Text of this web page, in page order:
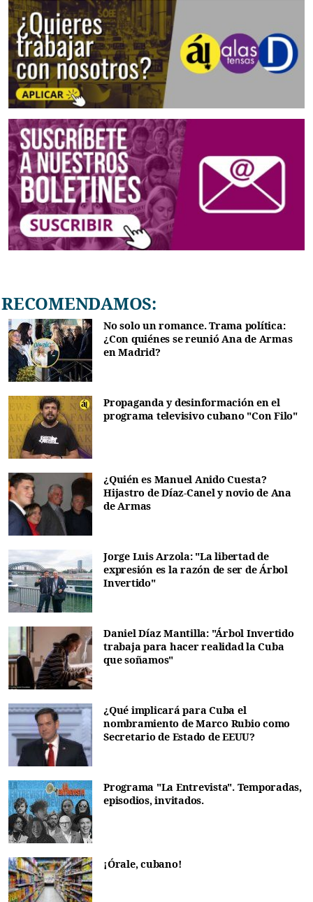
RECOMENDAMOS:
No solo un romance. Trama política:
¿Con quiénes se reunió Ana de Armas
en Madrid?
Propaganda y desinformación en el
programa televisivo cubano "Con Filo"
¿Quién es Manuel Anido Cuesta?
Hijastro de Díaz-Canel y novio de Ana
de Armas
Jorge Luis Arzola: "La libertad de
expresión es la razón de ser de Árbol
Invertido"
Daniel Díaz Mantilla: "Árbol Invertido
trabaja para hacer realidad la Cuba
que soñamos"
¿Qué implicará para Cuba el
nombramiento de Marco Rubio como
Secretario de Estado de EEUU?
Programa "La Entrevista". Temporadas,
episodios, invitados.
¡Órale, cubano!